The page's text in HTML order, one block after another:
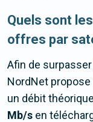
Quels sont
offres par
Afin de
NordNet
un débit
Mb/s en